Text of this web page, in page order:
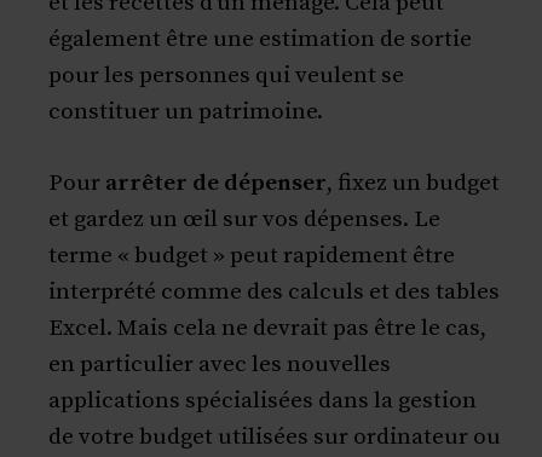
également être une estimation de sortie
pour les personnes qui veulent se
constituer un patrimoine.
Pour arrêter de dépenser, fixez un budget
et gardez un œil sur vos dépenses. Le
terme « budget » peut rapidement être
interprété comme des calculs et des tables
Excel. Mais cela ne devrait pas être le cas,
en particulier avec les nouvelles
applications spécialisées dans la gestion
de votre budget utilisées sur ordinateur ou